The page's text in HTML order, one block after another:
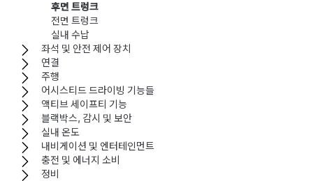
후면 트렁크
전면 트렁크
실내 수납
좌석 및 안전 제어 장치
연결
주행
어시스티드 드라이빙 기능들
액티브 세이프티 기능
블랙박스, 감시 및 보안
실내 온도
내비게이션 및 엔터테인먼트
충전 및 에너지 소비
정비